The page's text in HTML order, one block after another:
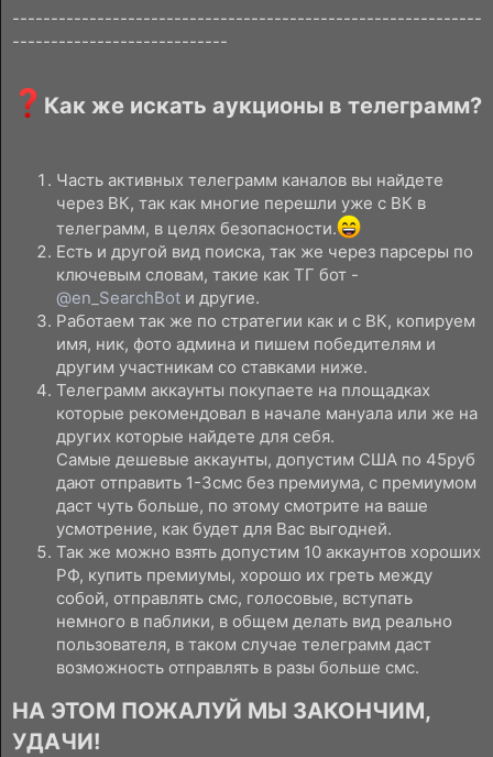
-------------------------------------------------------------
----------------------------
Как же искать аукционы в телеграмм?​
Часть активных телеграмм каналов вы найдете
через ВК, так как многие перешли уже с ВК в
телеграмм, в целях безопасности.
Есть и другой вид поиска, так же через парсеры по
ключевым словам, такие как ТГ бот -
@en_SearchBot и другие.
Работаем так же по стратегии как и с ВК, копируем
имя, ник, фото админа и пишем победителям и
другим участникам со ставками ниже.
Телеграмм аккаунты покупаете на площадках
которые рекомендовал в начале мануала или же на
других которые найдете для себя.
Самые дешевые аккаунты, допустим США по 45руб
дают отправить 1-3смс без премиума, с премиумом
даст чуть больше, по этому смотрите на ваше
усмотрение, как будет для Вас выгодней.
Так же можно взять допустим 10 аккаунтов хороших
РФ, купить премиумы, хорошо их греть между
собой, отправлять смс, голосовые, вступать
немного в паблики, в общем делать вид реально
пользователя, в таком случае телеграмм даст
возможность отправлять в разы больше смс.
НА ЭТОМ ПОЖАЛУЙ МЫ ЗАКОНЧИМ,
УДАЧИ!​